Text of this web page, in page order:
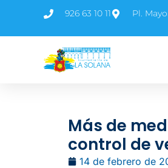
926 63 10 11 Pl.
Más de
control de
14 de febrero de